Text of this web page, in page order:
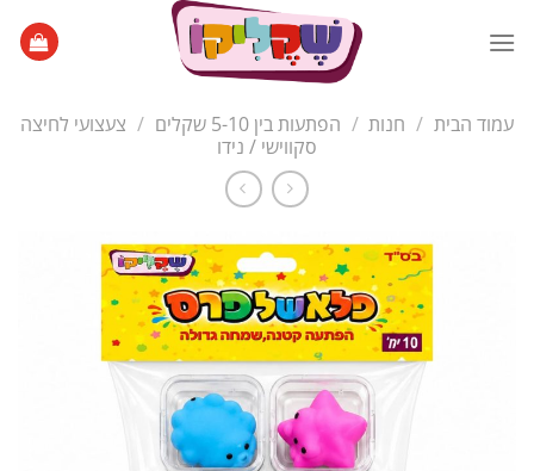
עמוד הבית / חנות / הפתעות בין 5-10 שקלים / צעצועי לחיצה
סקווישי / נידו